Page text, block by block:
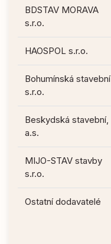
BDSTAV MORAVA
s.r.o.
HAOSPOL s.r.o.
Bohumínská stavební
s.r.o.
Beskydská stavební,
a.s.
MIJO-STAV stavby
s.r.o.
Ostatní dodavatelé